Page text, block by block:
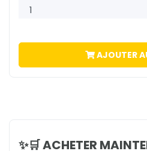
1
AJOUTER
✨🛒 ACHETER